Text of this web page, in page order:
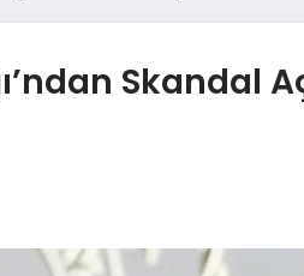
Skandal